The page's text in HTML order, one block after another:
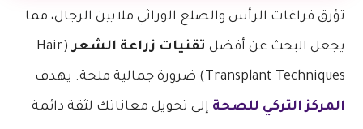
تؤرق فراغات الرأس والصلع الوراثي ملايين الرجال، مما
يجعل البحث عن أفضل تقنيات زراعة الشعر (Hair
Transplant Techniques) ضرورة جمالية ملحة. يهدف
المركز التركي للصحة إلى تحويل معاناتك لثقة دائمة